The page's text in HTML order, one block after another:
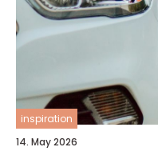
inspiration
14. May 2026